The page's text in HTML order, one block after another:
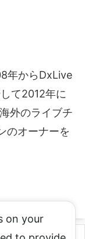
年からDxLive
て2012年に
外のライブチ
のオーナーを
on your